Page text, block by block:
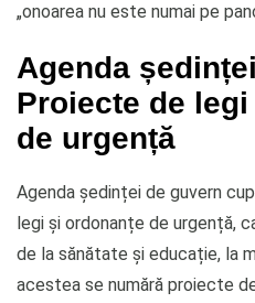
„onoarea nu este numai pe
Agenda
Proiecte de
de urgență
Agenda ședinței de guvern
legi și ordonanțe de urgență,
de la sănătate și educație, la
acestea se numără proiecte